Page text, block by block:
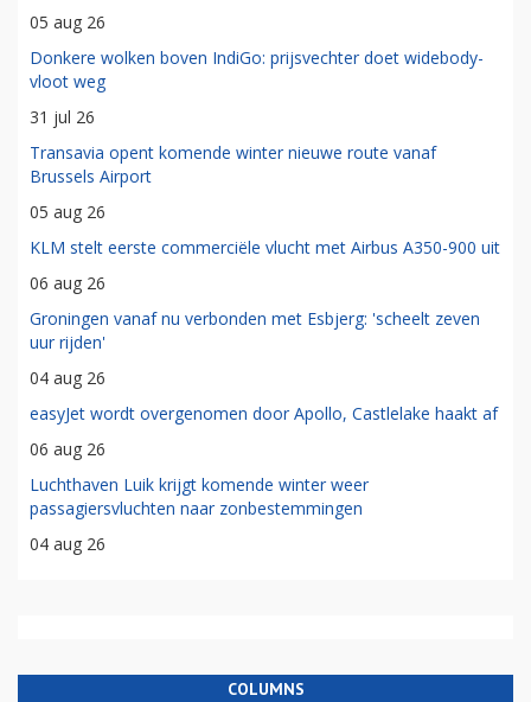
05 aug 26
Donkere wolken boven IndiGo: prijsvechter doet widebody-
vloot weg
31 jul 26
Transavia opent komende winter nieuwe route vanaf
Brussels Airport
05 aug 26
KLM stelt eerste commerciële vlucht met Airbus A350-900 uit
06 aug 26
Groningen vanaf nu verbonden met Esbjerg: 'scheelt zeven
uur rijden'
04 aug 26
easyJet wordt overgenomen door Apollo, Castlelake haakt af
06 aug 26
Luchthaven Luik krijgt komende winter weer
passagiersvluchten naar zonbestemmingen
04 aug 26
COLUMNS